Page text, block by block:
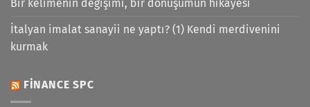
Bir kelimenin değişimi, bir dönüşümün hikâyesi
İtalyan imalat sanayii ne yaptı? (1) Kendi merdivenini
kurmak
FINANCE SPC